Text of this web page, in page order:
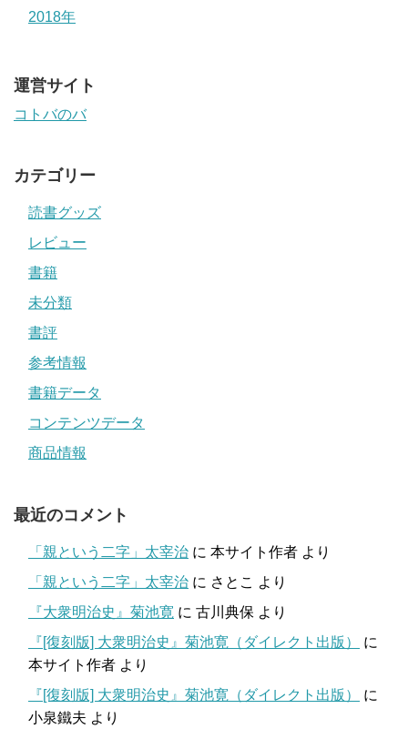
2018年
運営サイト
コトバのバ
カテゴリー
読書グッズ
レビュー
書籍
未分類
書評
参考情報
書籍データ
コンテンツデータ
商品情報
最近のコメント
「親という二字」太宰治 に 本サイト作者 より
「親という二字」太宰治 に さとこ より
『大衆明治史』菊池寛 に 古川典保 より
『[復刻版] 大衆明治史』菊池寛（ダイレクト出版）
に
本サイト作者 より
『[復刻版] 大衆明治史』菊池寛（ダイレクト出版）
に
小泉鐵夫 より